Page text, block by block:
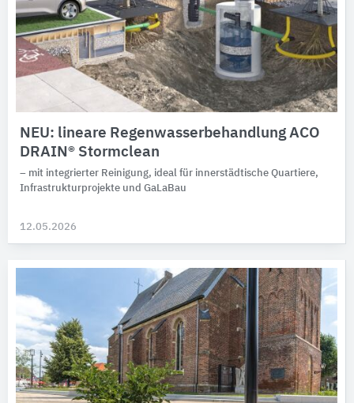
NEU: lineare Regenwasserbehandlung ACO
DRAIN® Stormclean
– mit integrierter Reinigung, ideal für innerstädtische Quartiere,
Infrastrukturprojekte und GaLaBau
12.05.2026